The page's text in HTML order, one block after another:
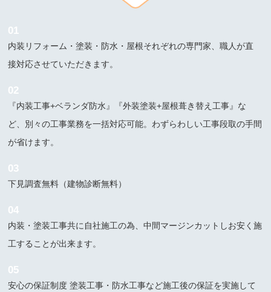
01
内装リフォーム・塗装・防水・屋根それぞれの専門家、職人が直
接対応させていただきます。
02
『内装工事+ベランダ防水』『外装塗装+屋根葺き替え工事』な
ど、別々の工事業務を一括対応可能。わずらわしい工事段取の手間
が省けます。
03
下見調査無料（建物診断無料）
04
内装・塗装工事共に自社施工の為、中間マージンカットしお安く施
工することが出来ます。
05
安心の保証制度 塗装工事・防水工事など施工後の保証を実施して